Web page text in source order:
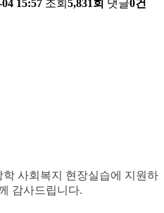
15:57 조회 5,831회 댓글0건
사회복지 현장실습에 지원하
감사드립니다.